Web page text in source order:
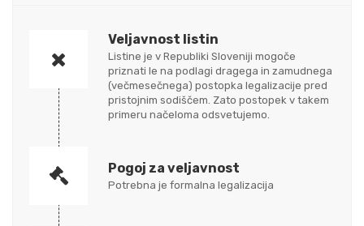
Veljavnost listin
Listine je v Republiki Sloveniji mogoče
priznati le na podlagi dragega in zamudnega
(večmesečnega) postopka legalizacije pred
pristojnim sodiščem. Zato postopek v takem
primeru načeloma odsvetujemo.
Pogoj za veljavnost
Potrebna je formalna legalizacija